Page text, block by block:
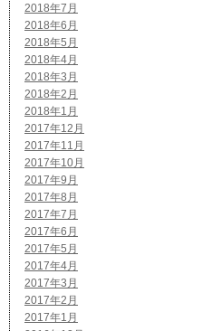
2018年7月
2018年6月
2018年5月
2018年4月
2018年3月
2018年2月
2018年1月
2017年12月
2017年11月
2017年10月
2017年9月
2017年8月
2017年7月
2017年6月
2017年5月
2017年4月
2017年3月
2017年2月
2017年1月